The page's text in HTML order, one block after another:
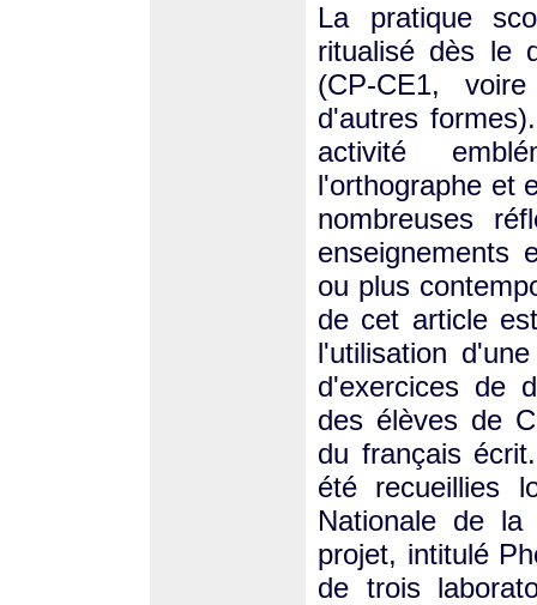
La pratique
ritualisé dès le
(CP-CE1,
d'autres
activité
l'orthographe et
nombreuses
enseignements
ou plus
de cet article
l'utilisation
d'exercices de
des élèves de
du français
été recueillies
Nationale de
projet, intitulé
de trois